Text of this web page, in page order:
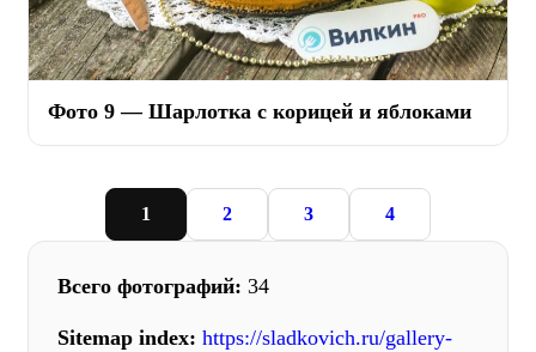
Фото 9 — Шарлотка с корицей и яблоками
1 2 3 4
Всего фотографий: 34
Sitemap index: https://sladkovich.ru/gallery-